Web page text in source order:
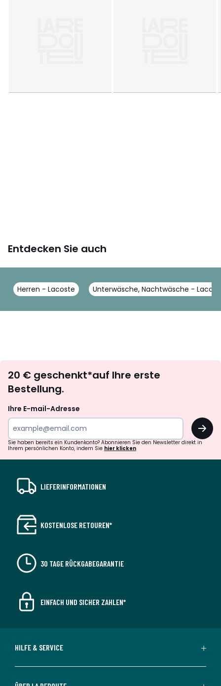
Entdecken Sie auch
Herren - Lacoste Unterwäsche, Nachtwäsche -
abonnieren
20 € geschenkt*auf Ihre erste
Bestellung.
Ihre E-mail-Adresse
OK
Sie haben bereits ein Kundenkonto? Abonnieren Sie den Newsletter direkt in
Ihrem persönlichen Konto, indem Sie hier klicken
LIEFERINFORMATIONEN
KOSTENLOSE RETOUREN*
30 TAGE RÜCKGABEGARANTIE
EINFACH UND SICHER ZAHLEN*
HILFE & SERVICE